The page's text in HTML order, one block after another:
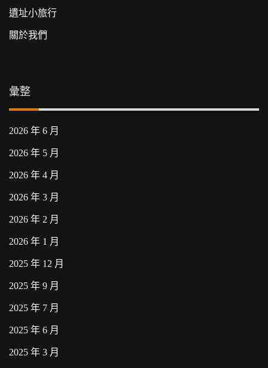
遺址小旅行
關於我們
彙整
2026 年 6 月
2026 年 5 月
2026 年 4 月
2026 年 3 月
2026 年 2 月
2026 年 1 月
2025 年 12 月
2025 年 9 月
2025 年 7 月
2025 年 6 月
2025 年 3 月